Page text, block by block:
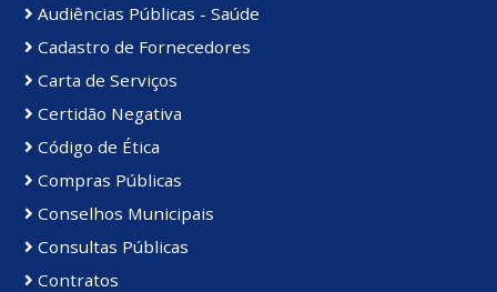
Audiências Públicas - Saúde
Cadastro de Fornecedores
Carta de Serviços
Certidão Negativa
Código de Ética
Compras Públicas
Conselhos Municipais
Consultas Públicas
Contratos